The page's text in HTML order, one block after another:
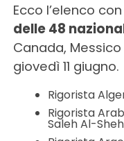
Ecco l’elenco con
delle 48
Canada,
giovedì 11 giugno.
Rigorista
Rigorista
Saleh Al-